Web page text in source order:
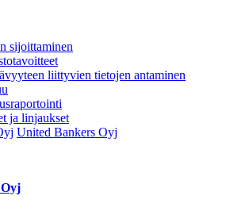
sijoittaminen
liittyvien tietojen antaminen
ja linjaukset
United Bankers Oyj